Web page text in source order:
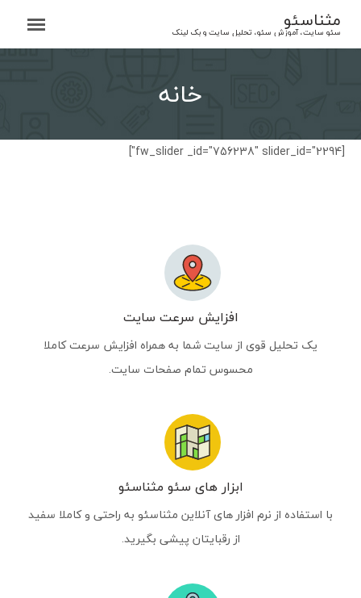
content
مثناسئو
سئو سایت، آموزش سئو، تحلیل سایت و بک لینک
خانه
[fw_slider _id="756238" slider_id="2294"]
افزایش سرعت سایت
یک تحلیل قوی از سایت شما به همراه افزایش سرعت کاملا
محسوس تمام صفحات سایت.
ابزار های سئو مثناسئو
با استفاده از نرم افزار های آنلاین مثناسئو به راحتی و کاملا سفید
از رقبایتان پیشی بگیرید.